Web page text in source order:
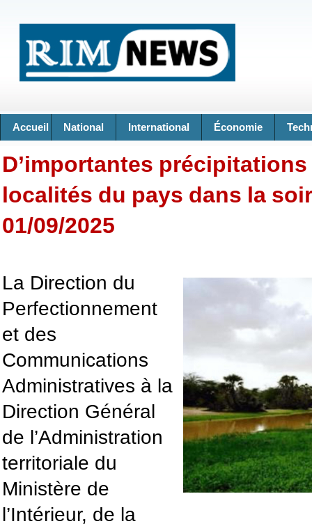
Accueil National International Économie
D’importantes
localités du pays dans la
01/09/2025
La Direction du
Perfectionnement
et des
Communications
Administratives à la
Direction Général
de l’Administration
territoriale du
Ministère de
l’Intérieur, de la